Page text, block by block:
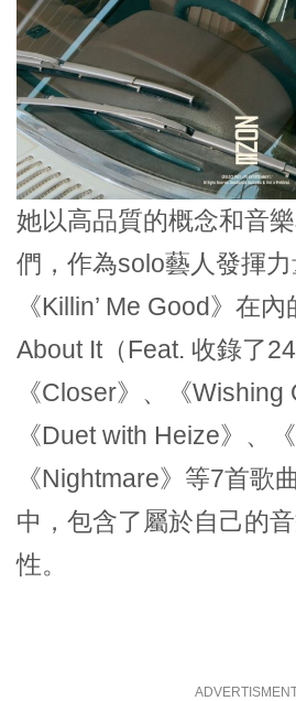
她以高品質的概念和音
們，作為solo藝人發揮
《Killin’ Me Good》在內
About It（Feat. 收錄了
《Closer》、《Wishing
《Duet with Heize》、
《Nightmare》等7首歌
中，包含了屬於自己的
性。